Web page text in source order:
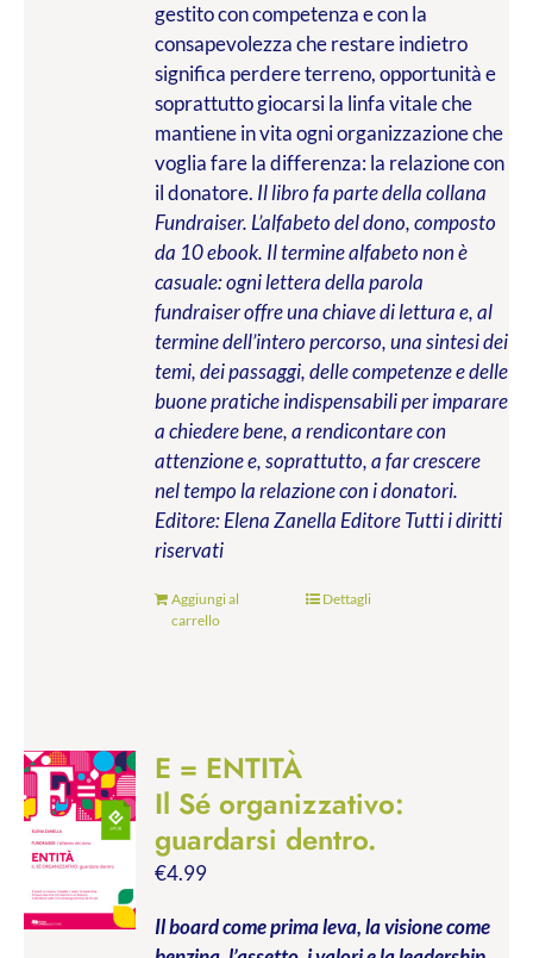
gestito con competenza e con la
consapevolezza che restare indietro
significa perdere terreno, opportunità e
soprattutto giocarsi la linfa vitale che
mantiene in vita ogni organizzazione che
voglia fare la differenza: la relazione con
il donatore. Il libro fa parte della collana
Fundraiser. L’alfabeto del dono, composto
da 10 ebook. Il termine alfabeto non è
casuale: ogni lettera della parola
fundraiser offre una chiave di lettura e, al
termine dell’intero percorso, una sintesi dei
temi, dei passaggi, delle competenze e delle
buone pratiche indispensabili per imparare
a chiedere bene, a rendicontare con
attenzione e, soprattutto, a far crescere
nel tempo la relazione con i donatori.
Editore: Elena Zanella EditoreTutti i diritti
riservati
Aggiungi al
carrello
Dettagli
E = ENTITÀ
Il Sé organizzativo:
guardarsi dentro.
€4.99
Il board come prima leva, la visione come